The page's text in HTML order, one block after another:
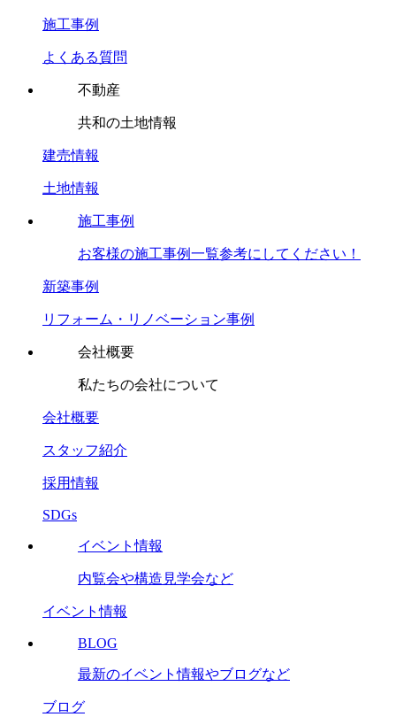
施工事例
よくある質問
不動産
共和の土地情報
建売情報
土地情報
施工事例
お客様の施工事例一覧参考にしてください！
新築事例
リフォーム・リノベーション事例
会社概要
私たちの会社について
会社概要
スタッフ紹介
採用情報
SDGs
イベント情報
内覧会や構造見学会など
イベント情報
BLOG
最新のイベント情報やブログなど
ブログ